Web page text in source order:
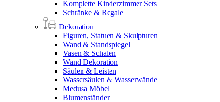
Komplette Kinderzimmer Sets
Schränke & Regale
Dekoration
Figuren, Statuen & Skulpturen
Wand & Standspiegel
Vasen & Schalen
Wand Dekoration
Säulen & Leisten
Wassersäulen & Wasserwände
Medusa Möbel
Blumenständer